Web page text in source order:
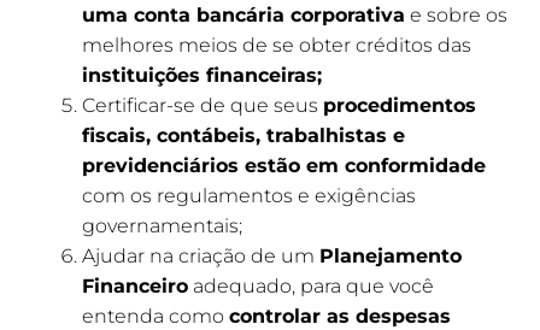
uma conta bancária corporativa e sobre os
melhores meios de se obter créditos das
instituições financeiras;
Certificar-se de que seus procedimentos
fiscais, contábeis, trabalhistas e
previdenciários estão em conformidade
com os regulamentos e exigências
governamentais;
Ajudar na criação de um Planejamento
Financeiro adequado, para que você
entenda como controlar as despesas